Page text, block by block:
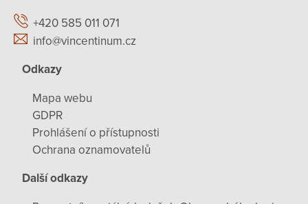
+420 585 011 071
info@vincentinum.cz
Odkazy
Mapa webu
GDPR
Prohlášení o přístupnosti
Ochrana oznamovatelů
Další odkazy